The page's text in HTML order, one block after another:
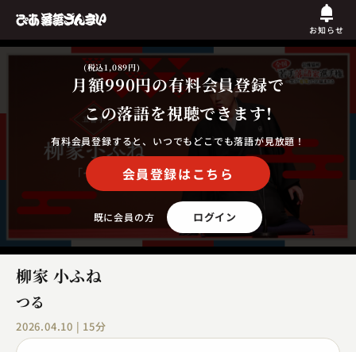
お知らせ
月額990円
(税込1,089円)
の有料会員登録で
この落語を視聴できます!
有料会員登録すると、いつでもどこでも落語が見放題！
会員登録はこちら
既に会員の方 ログイン
柳家 小ふね
つる
2026.04.10 | 15分